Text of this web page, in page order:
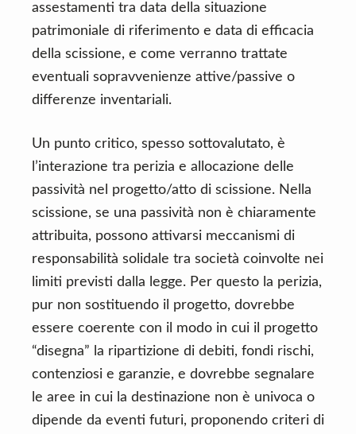
assestamenti tra data della situazione
patrimoniale di riferimento e data di efficacia
della scissione, e come verranno trattate
eventuali sopravvenienze attive/passive o
differenze inventariali.
Un punto critico, spesso sottovalutato, è
l’interazione tra perizia e allocazione delle
passività nel progetto/atto di scissione. Nella
scissione, se una passività non è chiaramente
attribuita, possono attivarsi meccanismi di
responsabilità solidale tra società coinvolte nei
limiti previsti dalla legge. Per questo la perizia,
pur non sostituendo il progetto, dovrebbe
essere coerente con il modo in cui il progetto
“disegna” la ripartizione di debiti, fondi rischi,
contenziosi e garanzie, e dovrebbe segnalare
le aree in cui la destinazione non è univoca o
dipende da eventi futuri, proponendo criteri di